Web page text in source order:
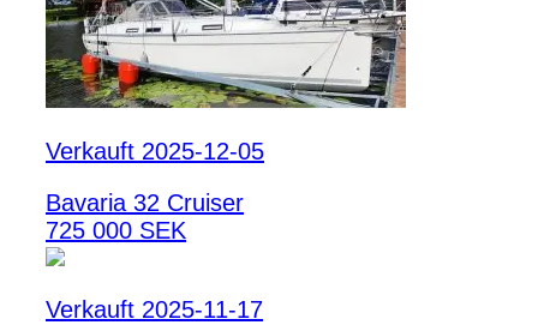
Verkauft 2025-12-05
Bavaria 32 Cruiser
725 000 SEK
Verkauft 2025-11-17